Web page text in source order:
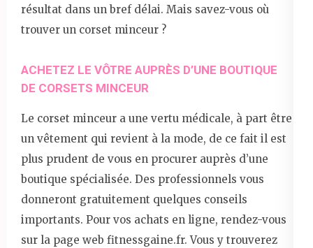
résultat dans un bref délai. Mais savez-vous où
trouver un corset minceur ?
ACHETEZ LE VÔTRE AUPRÈS D’UNE BOUTIQUE
DE CORSETS MINCEUR
Le corset minceur a une vertu médicale, à part être
un vêtement qui revient à la mode, de ce fait il est
plus prudent de vous en procurer auprès d’une
boutique spécialisée. Des professionnels vous
donneront gratuitement quelques conseils
importants. Pour vos achats en ligne, rendez-vous
sur la page web fitnessgaine.fr. Vous y trouverez